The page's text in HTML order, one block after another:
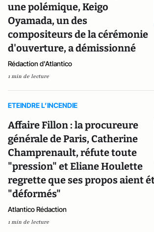
une polémique, Keigo
Oyamada, un des
compositeurs de la cérémonie
d'ouverture, a démissionné
Rédaction d'Atlantico
1 min de lecture
ETEINDRE L’INCENDIE
Affaire Fillon : la procureure
générale de Paris, Catherine
Champrenault, réfute toute
"pression" et Eliane Houlette
regrette que ses propos aient
"déformés"
Atlantico Rédaction
1 min de lecture